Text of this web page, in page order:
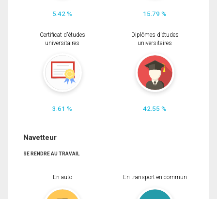
5.42 % 15.79 %
Certificat d'études
universitaires
3.61 %
Diplômes d'études
universitaires
42.55 %
Navetteur
SE RENDRE AU TRAVAIL
En auto En transport en commun